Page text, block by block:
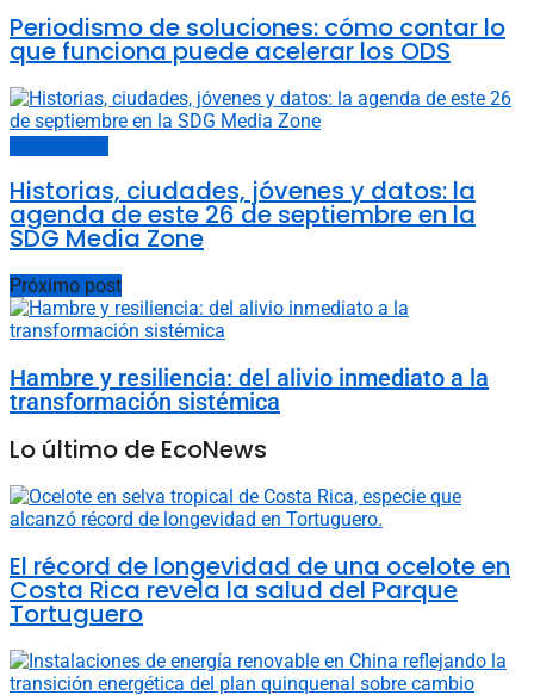
Periodismo de soluciones: cómo contar lo
que funciona puede acelerar los ODS
Historias, ciudades, jóvenes y datos: la
agenda de este 26 de septiembre en la
SDG Media Zone
Próximo post
Hambre y resiliencia: del alivio inmediato a la
transformación sistémica
Lo último de EcoNews
El récord de longevidad de una ocelote en
Costa Rica revela la salud del Parque
Tortuguero